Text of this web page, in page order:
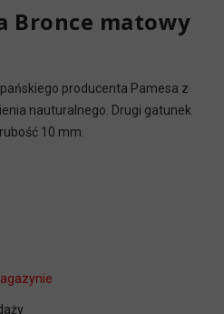
Bronce matowy
producenta Pamesa z
nauturalnego. Drugi gatunek
10 mm.